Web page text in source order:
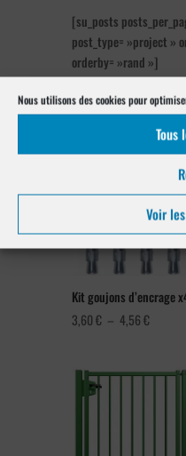
Nous utilisons des cookies pour
Tous
Voir
[su_posts
post_type= »project »
orderby= »rand »]
Nos références posés
à Ascros 06260
Kit goujons d’encrage
3,60€ – 4,56€Plage
3,60 €